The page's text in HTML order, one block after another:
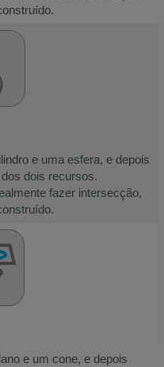
e uma esfera, e depois
dois recursos.
fazer intersecção,
e um cone, e depois